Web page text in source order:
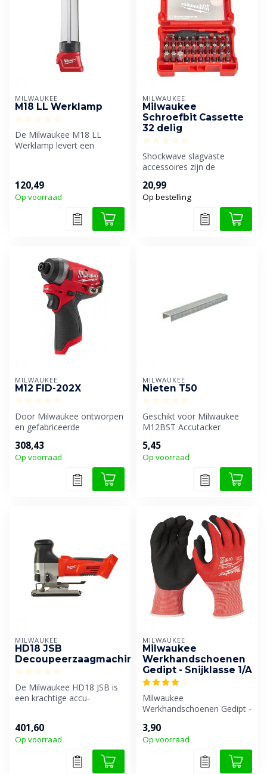
MILWAUKEE
M18 LL Werklamp
De Milwaukee M18 LL
Werklamp levert een
120,49
Op voorraad
MILWAUKEE
Milwaukee
Schroefbit Cassette
32 delig
Shockwave slagvaste
accessoires zijn de
gebied van slags...
20,99
Op bestelling
MILWAUKEE
M12 FID-202X
Door Milwaukee ontworpen
en gefabriceerde
POWERSTATE motor lever...
308,43
Op voorraad
MILWAUKEE
Nieten T50
Geschikt voor Milwaukee
M12BST Accutacker
5,45
Op voorraad
MILWAUKEE
HD18 JSB
Decoupeerzaagmachine
De Milwaukee HD18 JSB is
een krachtige accu-
401,60
Op voorraad
MILWAUKEE
Milwaukee
Werkhandschoenen
Gedipt - Snijklasse 1/A
Milwaukee
Werkhandschoenen Gedipt -
3,90
Op voorraad